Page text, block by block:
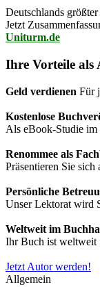
Deutschlands
Jetzt
Uniturm.de
Ihre Vorteile als
Geld verdienen Für
Kostenlose
Als eBook-Studie im
Renommee als
Präsentieren Sie
Persönliche
Unser Lektorat wird
Weltweit im
Ihr Buch ist weltweit
Jetzt Autor werden!
Allgemein